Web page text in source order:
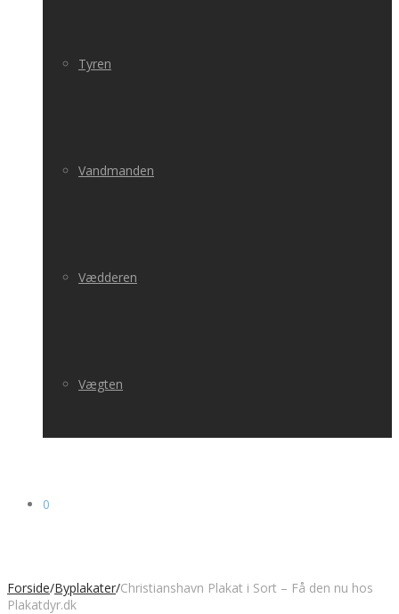
Tyren
Vandmanden
Vædderen
Vægten
0
Forside/Byplakater/Christianshavn Plakat i Sort – Få den nu hos
Plakatdyr.dk